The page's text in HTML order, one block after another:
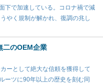
下で加速している。コロナ禍で減
やく規制が解かれ、復調の兆し
二のOEM企業
ーとして絶大な信頼を獲得して
ーツに90年以上の歴史を刻む同